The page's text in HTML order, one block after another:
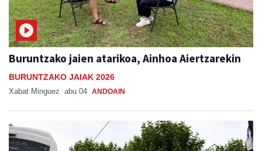
Buruntzako jaien atarikoa, Ainhoa Aiertzarekin
BURUNTZAKO JAIAK 2026
Xabat Minguez abu 04 ANDOAIN